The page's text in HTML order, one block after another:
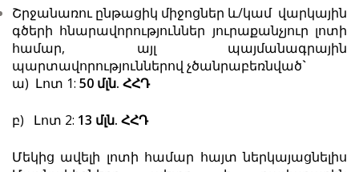
Շրջանառու ընթացիկ միջոցներ և/կամ վարկային
գծերի հնարավորություններ յուրաքանչյուր լոտի
համար, այլ պայմանագրային
պարտավորություններով չծանրաբեռնված`
ա) Լոտ 1: 50 մլն. ՀՀԴ
բ) Լոտ 2: 13 մլն. ՀՀԴ
Մեկից ավելի լոտի համար հայտ ներկայացնելիս